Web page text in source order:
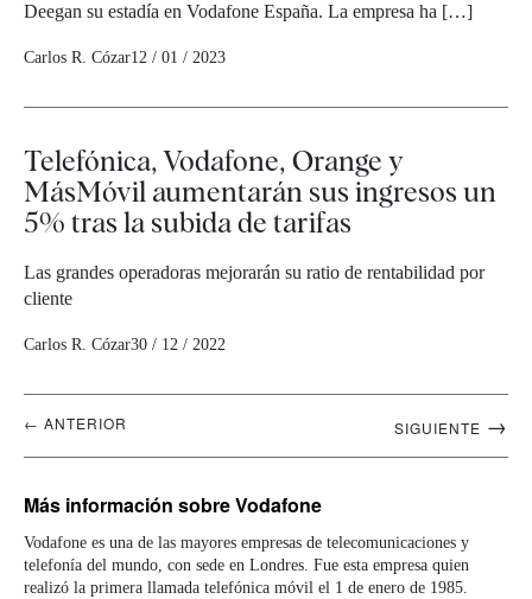
Deegan su estadía en Vodafone España. La empresa ha […]
Carlos R. Cózar12 / 01 / 2023
Telefónica, Vodafone, Orange y
MásMóvil aumentarán sus ingresos un
5% tras la subida de tarifas
Las grandes operadoras mejorarán su ratio de rentabilidad por
cliente
Carlos R. Cózar30 / 12 / 2022
Navegación
artículos
SIGUIENTE →
← ANTERIOR
Más información sobre Vodafone
Vodafone es una de las mayores empresas de telecomunicaciones y
telefonía del mundo, con sede en Londres. Fue esta empresa quien
realizó la primera llamada telefónica móvil el 1 de enero de 1985.